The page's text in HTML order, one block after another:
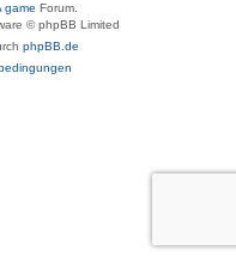
game Forum.
© phpBB Limited
phpBB.de